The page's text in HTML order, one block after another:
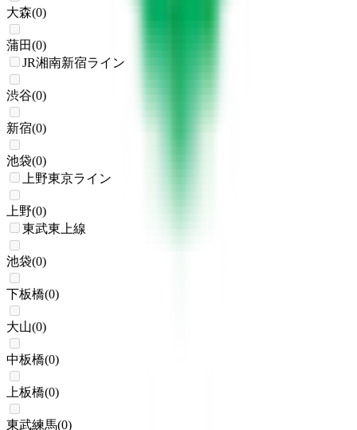
大森(0)
蒲田(0)
JR湘南新宿ライン
渋谷(0)
新宿(0)
池袋(0)
上野東京ライン
上野(0)
東武東上線
池袋(0)
下板橋(0)
大山(0)
中板橋(0)
上板橋(0)
東武練馬(0)